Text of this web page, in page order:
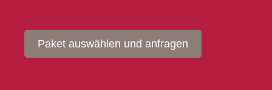
Paket auswählen und anfragen